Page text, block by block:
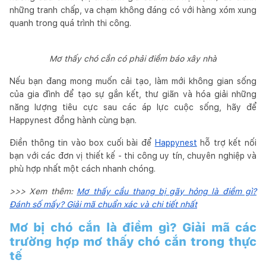
những tranh chấp, va chạm không đáng có với hàng xóm xung
quanh trong quá trình thi công.
Mơ thấy chó cắn có phải điềm báo xây nhà
Nếu bạn đang mong muốn cải tạo, làm mới không gian sống
của gia đình để tạo sự gắn kết, thư giãn và hóa giải những
năng lượng tiêu cực sau các áp lực cuộc sống, hãy để
Happynest đồng hành cùng bạn.
Điền thông tin vào box cuối bài để Happynest hỗ trợ kết nối
bạn với các đơn vị thiết kế - thi công uy tín, chuyên nghiệp và
phù hợp nhất một cách nhanh chóng.
>>> Xem thêm: Mơ thấy cầu thang bị gãy hỏng là điềm gì?
Đánh số mấy? Giải mã chuẩn xác và chi tiết nhất
Mơ bị chó cắn là điềm gì? Giải mã các
trường hợp mơ thấy chó cắn trong thực
tế